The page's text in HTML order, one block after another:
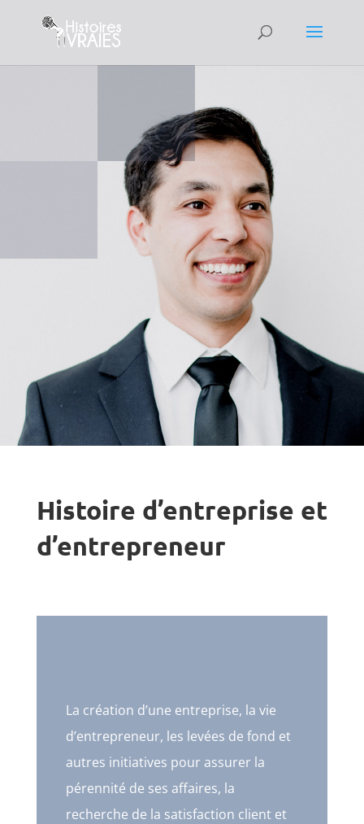
Histoire d’entreprise et
d’entrepreneur
La création d’une entreprise, la vie
d’entrepreneur, les levées de fond et
autres initiatives pour assurer la
pérennité de ses affaires, la
recherche de la satisfaction client et